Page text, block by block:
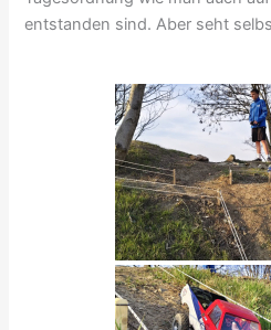
entstanden sind. Aber seht